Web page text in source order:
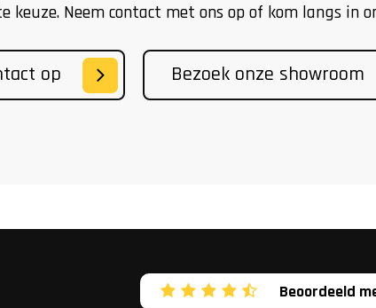
Neem contact met ons op of kom langs in
op Bezoek onze showroom
Beoordeeld